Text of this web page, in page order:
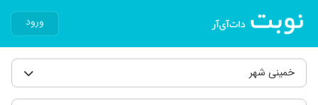
ورود
خمینی شهر